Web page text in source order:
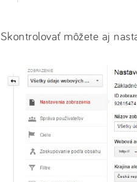
Skontrolovať môžete aj